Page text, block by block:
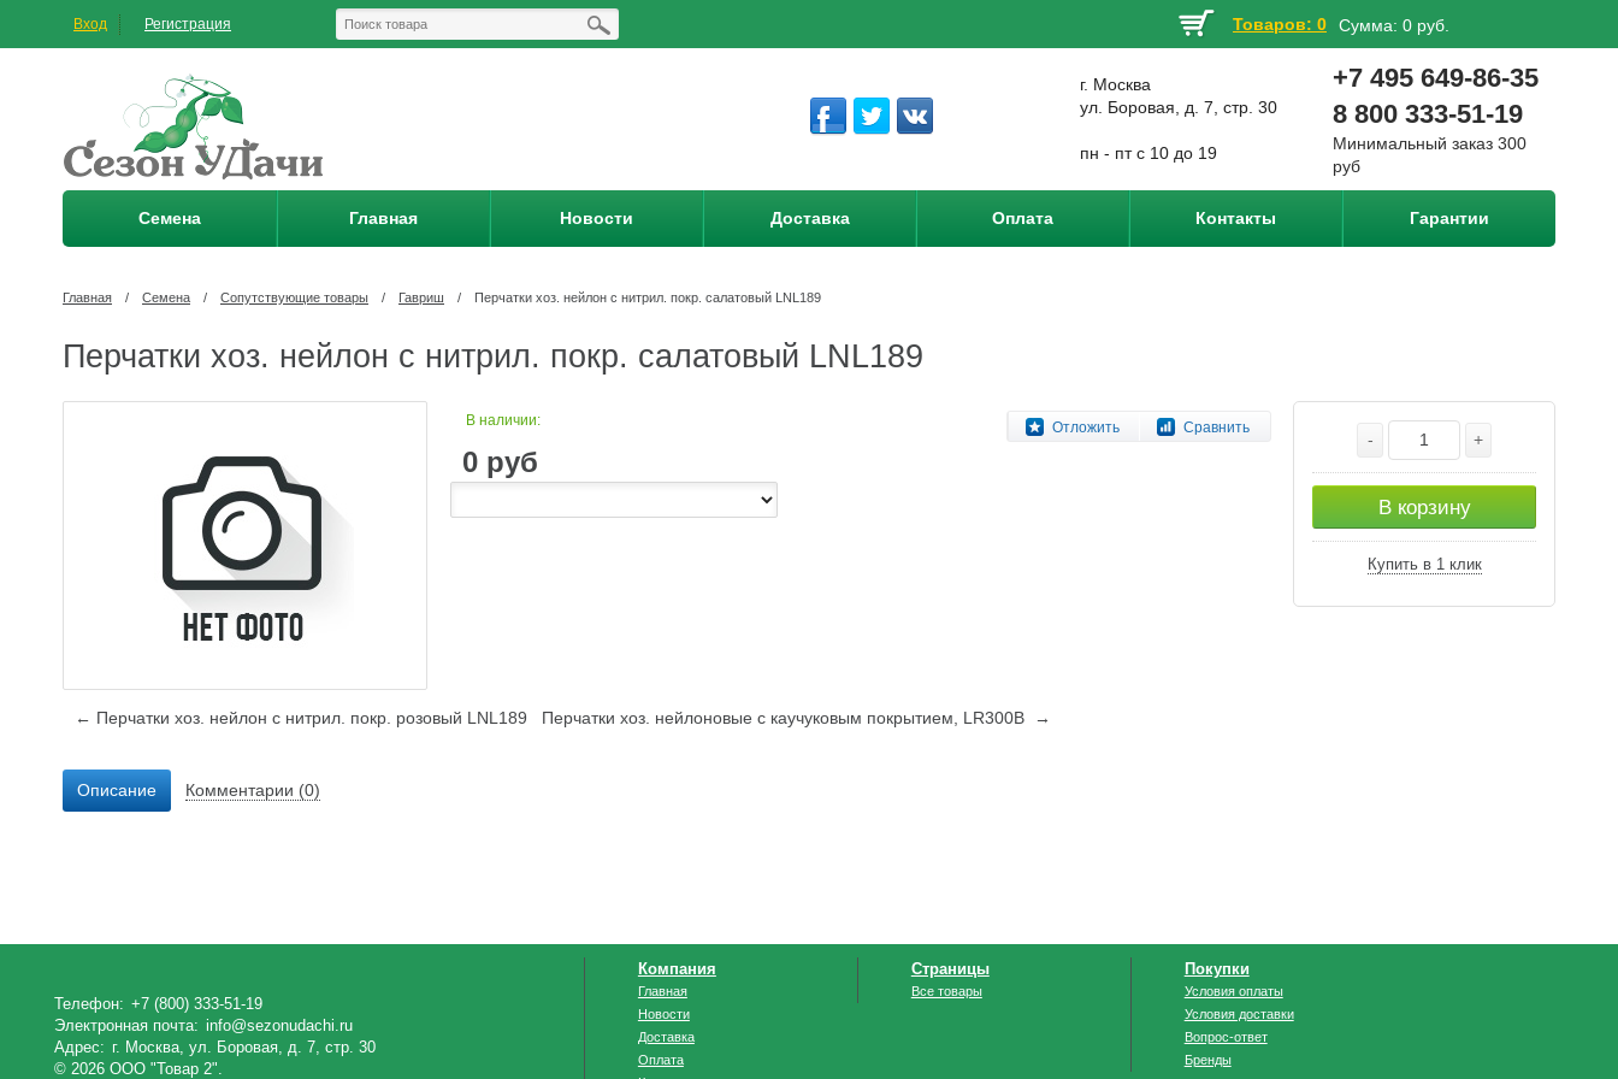
Вход Регистрация Товаров: 0 Сумма: 0 руб.
г. Москва
ул. Боровая, д. 7, стр. 30
пн - пт с 10 до 19
+7 495 649-86-35
8 800 333-51-19
Минимальный заказ 300
руб
Семена Главная Новости Доставка Оплата Контакты Гарантии
Главная / Семена / Сопутствующие товары / Гавриш / Перчатки хоз. нейлон с нитрил. покр. салатовый LNL189
Перчатки хоз. нейлон с нитрил. покр. салатовый LNL189
Отложить Сравнить
В наличии:
0 руб
- +
В корзину
Купить в 1 клик
← Перчатки хоз. нейлон с нитрил. покр. розовый LNL189 Перчатки хоз. нейлоновые с каучуковым покрытием, LR300B →
Описание Комментарии (0)
Телефон: +7 (800) 333-51-19
Электронная почта: info@sezonudachi.ru
Адрес: г. Москва, ул. Боровая, д. 7, стр. 30
© 2026 ООО "Товар 2".
Компания
Главная
Новости
Доставка
Оплата
Страницы
Все товары
Покупки
Условия оплаты
Условия доставки
Вопрос-ответ
Бренды